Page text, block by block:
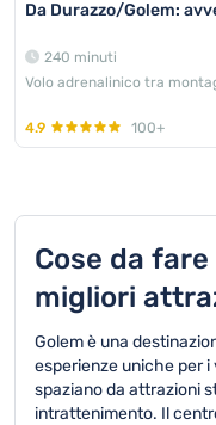
Da Durazzo/Golem:
240 minuti
Volo adrenalinico tra
4.9 100+
Cose da
migliori
Golem è una
esperienze uniche per
spaziano da attrazioni
intrattenimento. Il